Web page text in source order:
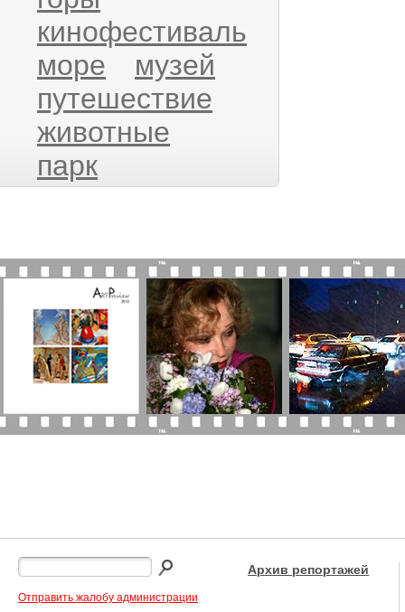
кинофестиваль
море
музей
путешествие
животные
парк
Отправить жалобу администрации
Архив репортажей